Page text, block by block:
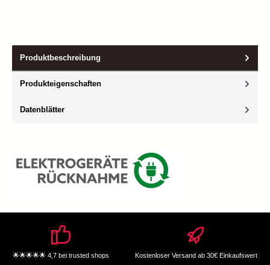
Produktbeschreibung
Produkteigenschaften
Datenblätter
🌟🌟🌟🌟🌟 4,7 bei trusted shops Kostenloser Versand ab 30€ Einkaufswert